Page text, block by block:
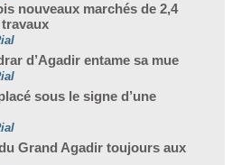
nouveaux marchés de 2,4
d’Agadir entame sa mue
sous le signe d’une
Grand Agadir toujours aux